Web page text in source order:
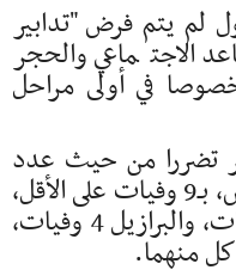
لم يتم فرض "تدابير
الاجتماعي والحجر
في أولى مراحل
تضررا من حيث عدد
الصحفيين الذي توفوا بالفيروس، بـ9 وفيات على الأقل،
تليها الولايات المتحدة بـ8 وفيات، والبرازيل 4 وفيات،